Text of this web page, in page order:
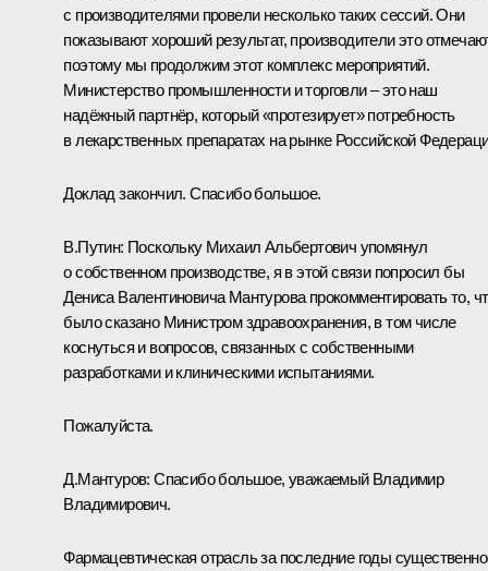
с производителями провели несколько таких сессий. Они
показывают хороший результат, производители это
поэтому мы продолжим этот комплекс мероприятий.
Министерство промышленности и торговли – это наш
надёжный партнёр, который «протезирует» потребность
в лекарственных препаратах на рынке Российской
Доклад закончил. Спасибо большое.
В.Путин: Поскольку Михаил Альбертович упомянул
о собственном производстве, я в этой связи попросил бы
Дениса Валентиновича Мантурова прокомментировать то,
было сказано Министром здравоохранения, в том числе
коснуться и вопросов, связанных с собственными
разработками и клиническими испытаниями.
Пожалуйста.
Д.Мантуров:Спасибо большое, уважаемый Владимир
Владимирович.
Фармацевтическая отрасль за последние годы существенно